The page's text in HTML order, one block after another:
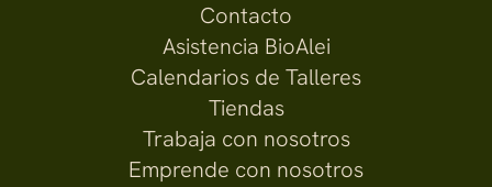
Contacto
Asistencia BioAlei
Calendarios de Talleres
Tiendas
Trabaja con nosotros
Emprende con nosotros